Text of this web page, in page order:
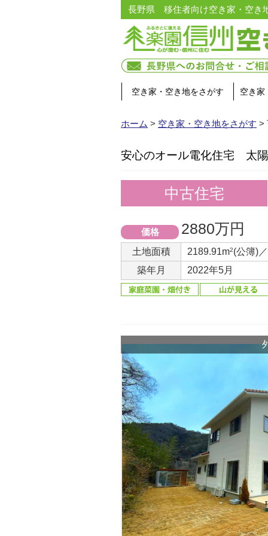
長野県 移住者向け空き家・空き
空き家・空き地をさがす 空き家
ホーム > 空き家・空き地をさがす >
安心のオール電化住宅 太
中古住宅
価格 2880万円
土地面積 2189.91m2(公簿)
築年月
2022年5月